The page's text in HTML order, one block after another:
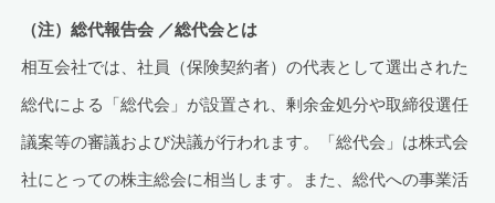
（注）総代報告会 ／総代会とは
相互会社では、社員（保険契約者）の代表として選出された
総代による「総代会」が設置され、剰余金処分や取締役選任
議案等の審議および決議が行われます。「総代会」は株式会
社にとっての株主総会に相当します。また、総代への事業活